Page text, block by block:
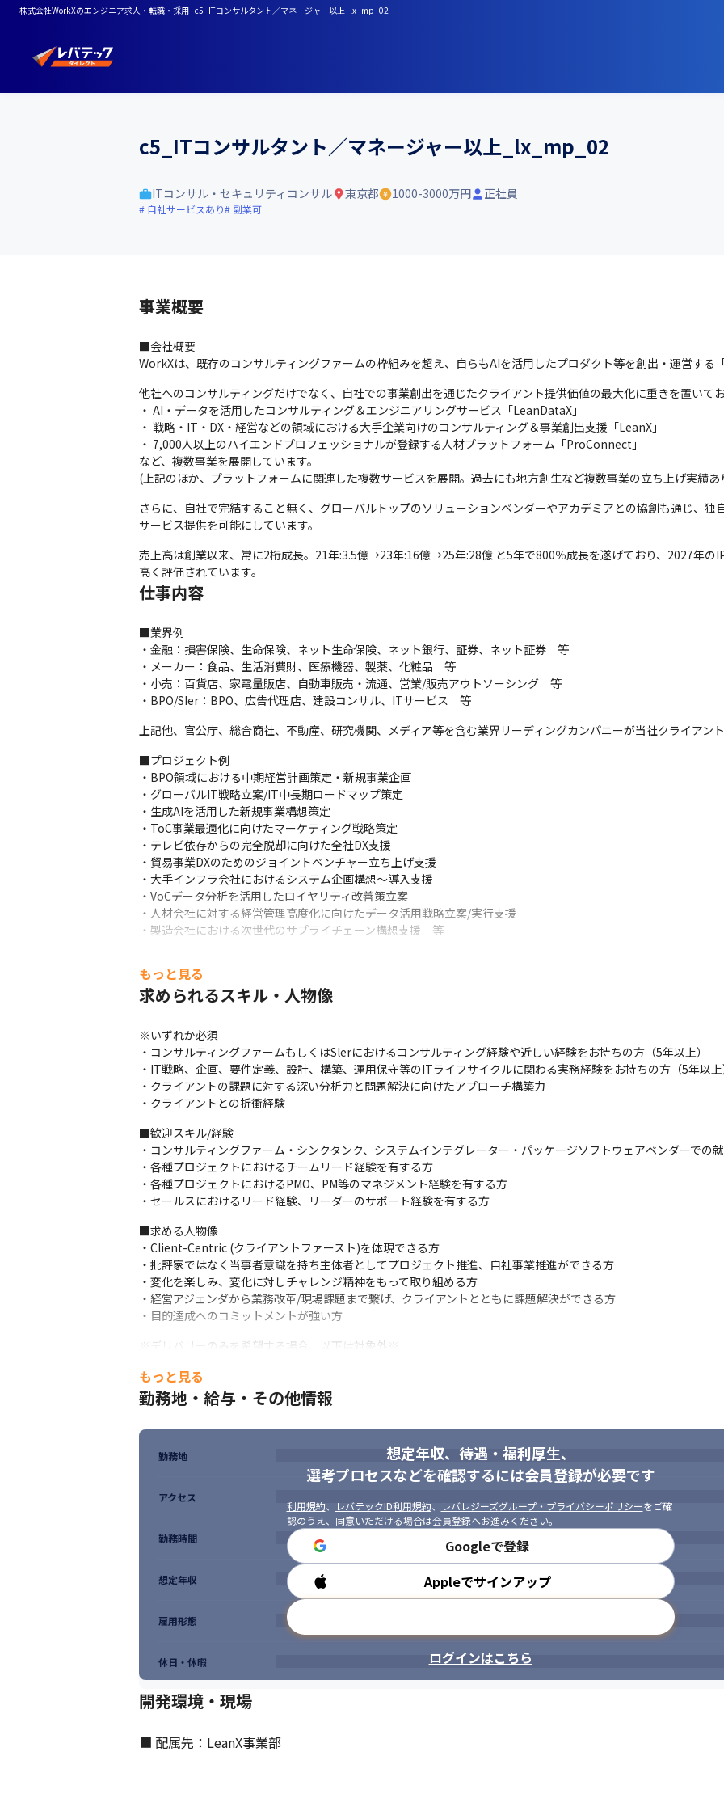
株式会社WorkXのエンジニア求人・転職・採用 | c5_ITコンサルタント／マネージャー以上_lx_mp_02
c5_ITコンサルタント／マネージャー以上_lx_mp_02
ITコンサル・セキュリティコンサル 東京都 1000-3000万円 正社員
自社サービスあり 副業可
事業概要
■会社概要
WorkXは、既存のコンサルティングファームの枠組みを超え、自らもAIを活用したプロダクト等を創出・運営する
他社へのコンサルティングだけでなく、自社での事業創出を通じたクライアント提供価値の最大化に重きを置いてお
・ AI・データを活用したコンサルティング＆エンジニアリングサービス「LeanDataX」
・ 戦略・IT・DX・経営などの領域における大手企業向けのコンサルティング＆事業創出支援「LeanX」
・ 7,000人以上のハイエンドプロフェッショナルが登録する人材プラットフォーム「ProConnect」
など、複数事業を展開しています。
(上記のほか、プラットフォームに関連した複数サービスを展開。過去にも地方創生など複数事業の立ち上げ実績あ
さらに、自社で完結すること無く、グローバルトップのソリューションベンダーやアカデミアとの協創も通じ、独
サービス提供を可能にしています。
売上高は創業以来、常に2桁成長。21年:3.5億→23年:16億→25年:28億 と5年で800％成長を遂げており、2027年の
高く評価されています。
仕事内容
■業界例
・金融：損害保険、生命保険、ネット生命保険、ネット銀行、証券、ネット証券　等
・メーカー：食品、生活消費財、医療機器、製薬、化粧品　等
・小売：百貨店、家電量販店、自動車販売・流通、営業/販売アウトソーシング　等
・BPO/SIer：BPO、広告代理店、建設コンサル、ITサービス　等
上記他、官公庁、総合商社、不動産、研究機関、メディア等を含む業界リーディングカンパニーが当社クライアント
■プロジェクト例
・BPO領域における中期経営計画策定・新規事業企画
・グローバルIT戦略立案/IT中長期ロードマップ策定
・生成AIを活用した新規事業構想策定
・ToC事業最適化に向けたマーケティング戦略策定
・テレビ依存からの完全脱却に向けた全社DX支援
・貿易事業DXのためのジョイントベンチャー立ち上げ支援
・大手インフラ会社におけるシステム企画構想～導入支援
・VoCデータ分析を活用したロイヤリティ改善策立案
・人材会社に対する経営管理高度化に向けたデータ活用戦略立案/実行支援
・製造会社における次世代のサプライチェーン構想支援　等
◯裁量重視の自由度が高い新規アカウント開拓/既存アカウントマネジメント
対クライアントに対する意思決定を自分の裁量で自由に行うことが可能です。社内のしがらみを気にせず、フリー
さらに、自社コンサルタントに加え、7,000名超えるフリーランス人材を含めた提案が可能となるため、他ファーム
◯コンサルティングに縛られない事業/組織開発
事業部 部長またはそれに準ずるポジションとなるため、案件のデリバリーだけでなく、営業・人事育成などの事業
ができます。
将来的に近接領域(ファンド事業・BPO事業など)へ事業を多角化予定であり、自社事業の推進や新規事業の開発に
いです。
◯ストレスフリーなマネジメント
「若いうちにできる限り自分を成長させたい」という志向を持ったメンバー層が多く、「凡事徹底」「量質転化」
レイヤーはコミュニケーションコストをかけず、ストレスフリーに働くことができます。
フリーランスとの協業により適正な価格水準（価格競争力）と高い品質のいずれも併せ持つことを可能とし、高度
無理ない金額で最後まで伴走支援することが可能です。
■中長期のキャリアパス
・グループ会社CxO
・新規事業立上げ責任者　等
もっと見る
求められるスキル・人物像
※いずれか必須
・コンサルティングファームもしくはSlerにおけるコンサルティング経験や近しい経験をお持ちの方（5年以上）
・IT戦略、企画、要件定義、設計、構築、運用保守等のITライフサイクルに関わる実務経験をお持ちの方（5年以上
・クライアントの課題に対する深い分析力と問題解決に向けたアプローチ構築力
・クライアントとの折衝経験
■歓迎スキル/経験
・コンサルティングファーム・シンクタンク、システムインテグレーター・パッケージソフトウェアベンダーでの
・各種プロジェクトにおけるチームリード経験を有する方
・各種プロジェクトにおけるPMO、PM等のマネジメント経験を有する方
・セールスにおけるリード経験、リーダーのサポート経験を有する方
■求める人物像
・Client-Centric (クライアントファースト)を体現できる方
・批評家ではなく当事者意識を持ち主体者としてプロジェクト推進、自社事業推進ができる方
・変化を楽しみ、変化に対しチャレンジ精神をもって取り組める方
・経営アジェンダから業務改革/現場課題まで繋げ、クライアントとともに課題解決ができる方
・目的達成へのコミットメントが強い方
※デリバリーのみを希望する場合、以下は対象外※
・アカウントマネジメントや営業/事業推進に挑戦してみたい方
もっと見る
勤務地・給与・その他情報
想定年収、待遇・福利厚生、
選考プロセスなどを確認するには会員登録が必要です
利用規約、 レバテックID利用規約、 レバレジーズグループ・プライバシーポリシーをご確
認のうえ、同意いただける場合は会員登録へお進みください。
Googleで登録
Appleでサインアップ
ログインはこちら
勤務地
アクセス
勤務時間
想定年収
雇用形態
休日・休暇
開発環境・現場
■ 配属先：LeanX事業部